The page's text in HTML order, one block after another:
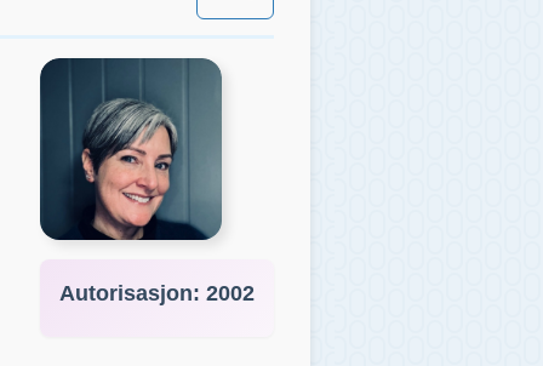
Autorisasjon: 2002